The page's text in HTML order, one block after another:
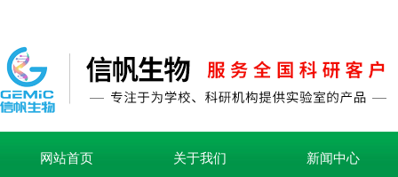
网站首页 关于我们 新闻中心